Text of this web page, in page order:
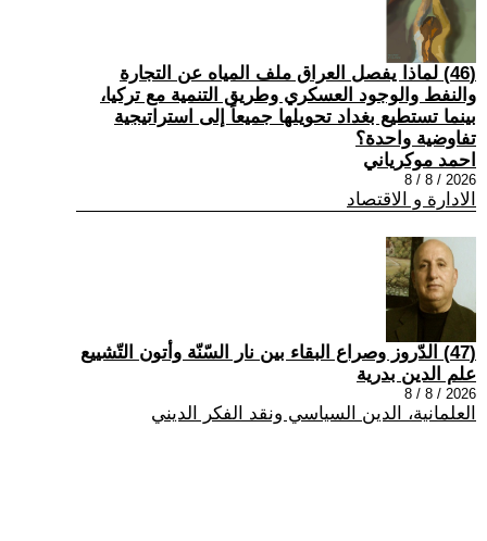
(46) لماذا يفصل العراق ملف المياه عن التجارة
والنفط والوجود العسكري وطريق التنمية مع تركيا،
بينما تستطيع بغداد تحويلها جميعاً إلى استراتيجية
تفاوضية واحدة؟
احمد موكرياني
2026 / 8 / 8
الادارة و الاقتصاد
(47) الدّروز وصراع البقاء بين نار السّنّة وأتون التّشييع
علم الدين بدرية
2026 / 8 / 8
العلمانية، الدين السياسي ونقد الفكر الديني